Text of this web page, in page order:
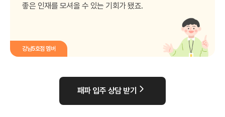
좋은 인재를 모셔올 수 있는 기회가 됐죠.
강남5호점 멤버
패파 입주 상담 받기